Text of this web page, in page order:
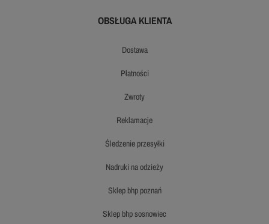
OBSŁUGA KLIENTA
dostawa
płatności
zwroty
reklamacje
śledzenie przesyłki
nadruki na odzieży
sklep bhp poznań
sklep bhp sosnowiec